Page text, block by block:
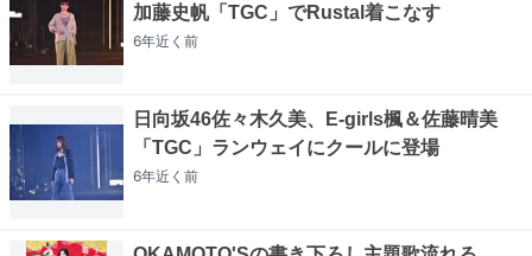
加藤史帆「TGC」でRustal着こなす
6年近く 前
日向坂46佐々木久美、E-girls楓＆佐藤晴美
「TGC」ランウェイにクールに登場
6年近く 前